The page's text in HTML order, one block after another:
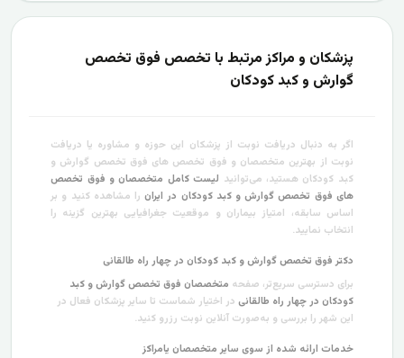
پزشکان و مراکز مرتبط با تخصص فوق تخصص
گوارش و کبد کودکان
اگر به دنبال دریافت نوبت از پزشکان این حوزه و مشاوره یا دریافت
نوبت از بهترین متخصصان و فوق تخصص های فوق تخصص گوارش و
کبد کودکان هستید، می‌توانید لیست کامل متخصصان و فوق تخصص
های فوق تخصص گوارش و کبد کودکان در ایرانرا مشاهده کنید و بر
اساس سابقه، امتیاز بیماران و موقعیت جغرافیایی بهترین گزینه را
انتخاب نمایید.
دکتر فوق تخصص گوارش و کبد کودکان در چهار راه طالقانی
برای دسترسی سریع‌تر، صفحه متخصصان فوق تخصص گوارش و کبد
کودکان در چهار راه طالقانی در اختیار شماست تا سایر پزشکان فعال در
این شهر را بررسی و به‌صورت آنلاین نوبت رزرو کنید.
خدمات ارائه شده از سوی سایر متخصصان یامراکز